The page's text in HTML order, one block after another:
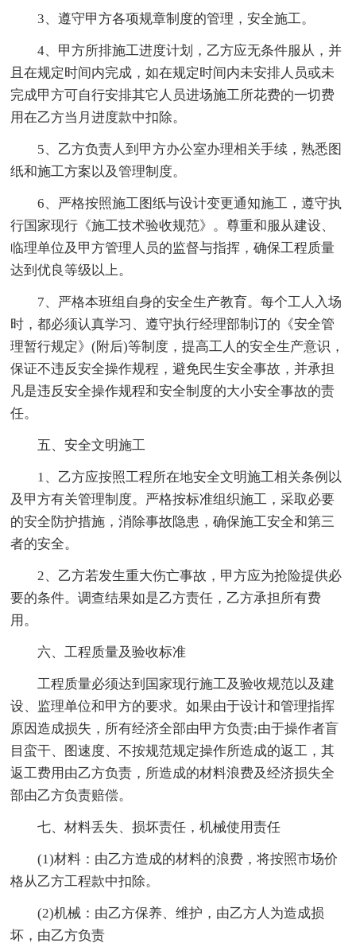
3、遵守甲方各项规章制度的管理，安全施工。
4、甲方所排施工进度计划，乙方应无条件服从，并
且在规定时间内完成，如在规定时间内未安排人员或未
完成甲方可自行安排其它人员进场施工所花费的一切费
用在乙方当月进度款中扣除。
5、乙方负责人到甲方办公室办理相关手续，熟悉图
纸和施工方案以及管理制度。
6、严格按照施工图纸与设计变更通知施工，遵守执
行国家现行《施工技术验收规范》。尊重和服从建设、
临理单位及甲方管理人员的监督与指挥，确保工程质量
达到优良等级以上。
7、严格本班组自身的安全生产教育。每个工人入场
时，都必须认真学习、遵守执行经理部制订的《安全管
理暂行规定》(附后)等制度，提高工人的安全生产意识，
保证不违反安全操作规程，避免民生安全事故，并承担
凡是违反安全操作规程和安全制度的大小安全事故的责
任。
五、安全文明施工
1、乙方应按照工程所在地安全文明施工相关条例以
及甲方有关管理制度。严格按标准组织施工，采取必要
的安全防护措施，消除事故隐患，确保施工安全和第三
者的安全。
2、乙方若发生重大伤亡事故，甲方应为抢险提供必
要的条件。调查结果如是乙方责任，乙方承担所有费
用。
六、工程质量及验收标准
工程质量必须达到国家现行施工及验收规范以及建
设、监理单位和甲方的要求。如果由于设计和管理指挥
原因造成损失，所有经济全部由甲方负责;由于操作者盲
目蛮干、图速度、不按规范规定操作所造成的返工，其
返工费用由乙方负责，所造成的材料浪费及经济损失全
部由乙方负责赔偿。
七、材料丢失、损坏责任，机械使用责任
(1)材料：由乙方造成的材料的浪费，将按照市场价
格从乙方工程款中扣除。
(2)机械：由乙方保养、维护，由乙方人为造成损
坏，由乙方负责